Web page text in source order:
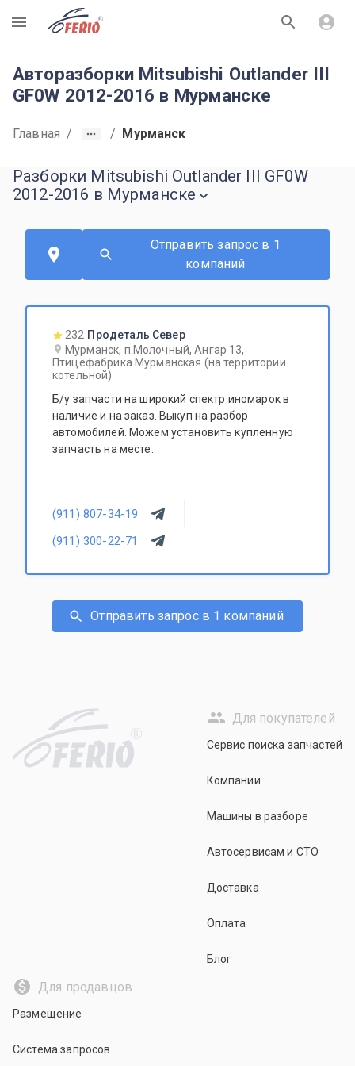
R
Авторазборки Mitsubishi Outlander III
GF0W 2012-2016 в Мурманске
Главная / / Мурманск
Разборки Mitsubishi Outlander III GF0W
2012-2016 в Мурманске
Отправить запрос в 1
компаний
232 Продеталь Север
Мурманск, п.Молочный, Ангар 13,
Птицефабрика Мурманская (на территории
котельной)
Б/у запчасти на широкий спектр иномарок в
наличие и на заказ. Выкуп на разбор
автомобилей. Можем установить купленную
запчасть на месте.
(911) 807-34-19
(911) 300-22-71
Отправить запрос в 1 компаний
R
Для покупателей
Сервис поиска запчастей
Компании
Машины в разборе
Автосервисам и СТО
Доставка
Оплата
Блог
Для продавцов
Размещение
Система запросов